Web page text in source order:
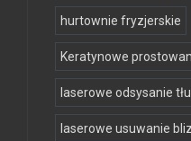
hurtownie fryzjerskie
Keratynowe
laserowe odsysanie
laserowe usuwanie